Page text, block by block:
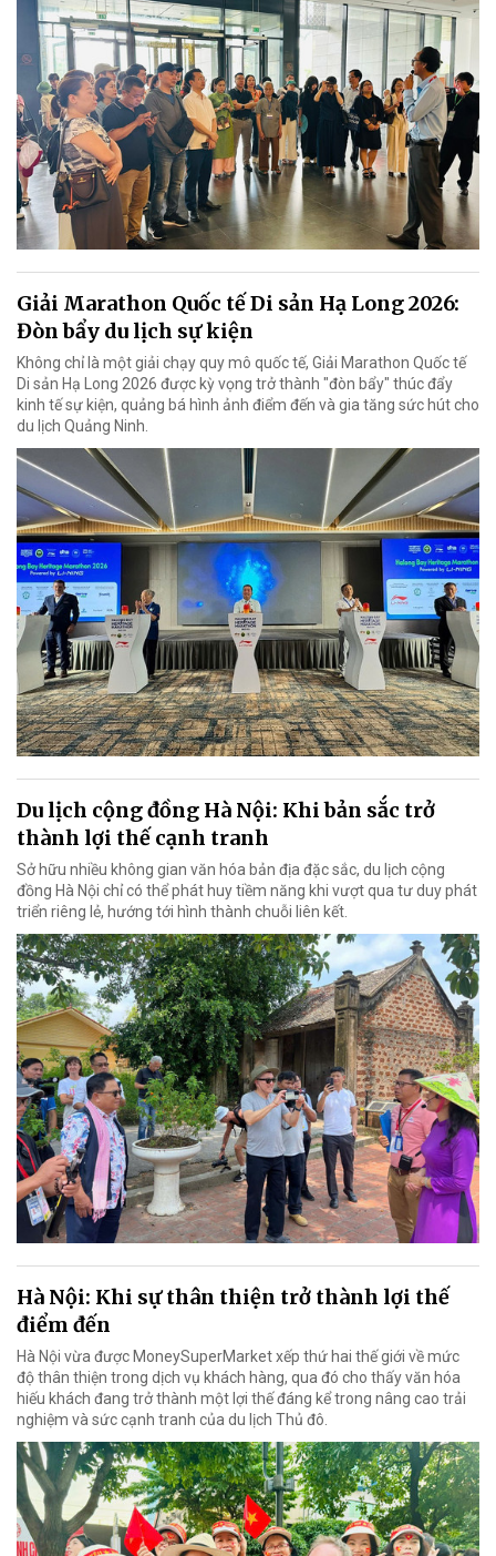
Giải Marathon Quốc tế Di sản Hạ Long 2026:
Đòn bẩy du lịch sự kiện
Không chỉ là một giải chạy quy mô quốc tế, Giải Marathon Quốc tế
Di sản Hạ Long 2026 được kỳ vọng trở thành "đòn bẩy" thúc đẩy
kinh tế sự kiện, quảng bá hình ảnh điểm đến và gia tăng sức hút cho
du lịch Quảng Ninh.
Du lịch cộng đồng Hà Nội: Khi bản sắc trở
thành lợi thế cạnh tranh
Sở hữu nhiều không gian văn hóa bản địa đặc sắc, du lịch cộng
đồng Hà Nội chỉ có thể phát huy tiềm năng khi vượt qua tư duy phát
triển riêng lẻ, hướng tới hình thành chuỗi liên kết.
Hà Nội: Khi sự thân thiện trở thành lợi thế
điểm đến
Hà Nội vừa được MoneySuperMarket xếp thứ hai thế giới về mức
độ thân thiện trong dịch vụ khách hàng, qua đó cho thấy văn hóa
hiếu khách đang trở thành một lợi thế đáng kể trong nâng cao trải
nghiệm và sức cạnh tranh của du lịch Thủ đô.